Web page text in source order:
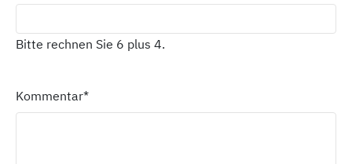
Bitte rechnen Sie 6 plus 4.
Kommentar*